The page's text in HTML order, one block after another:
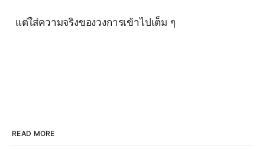
แต่ใส่ความจริงของวงการเข้าไปเต็ม ๆ
READ MORE